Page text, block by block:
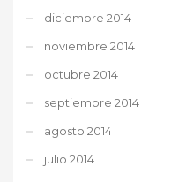
diciembre 2014
noviembre 2014
octubre 2014
septiembre 2014
agosto 2014
julio 2014